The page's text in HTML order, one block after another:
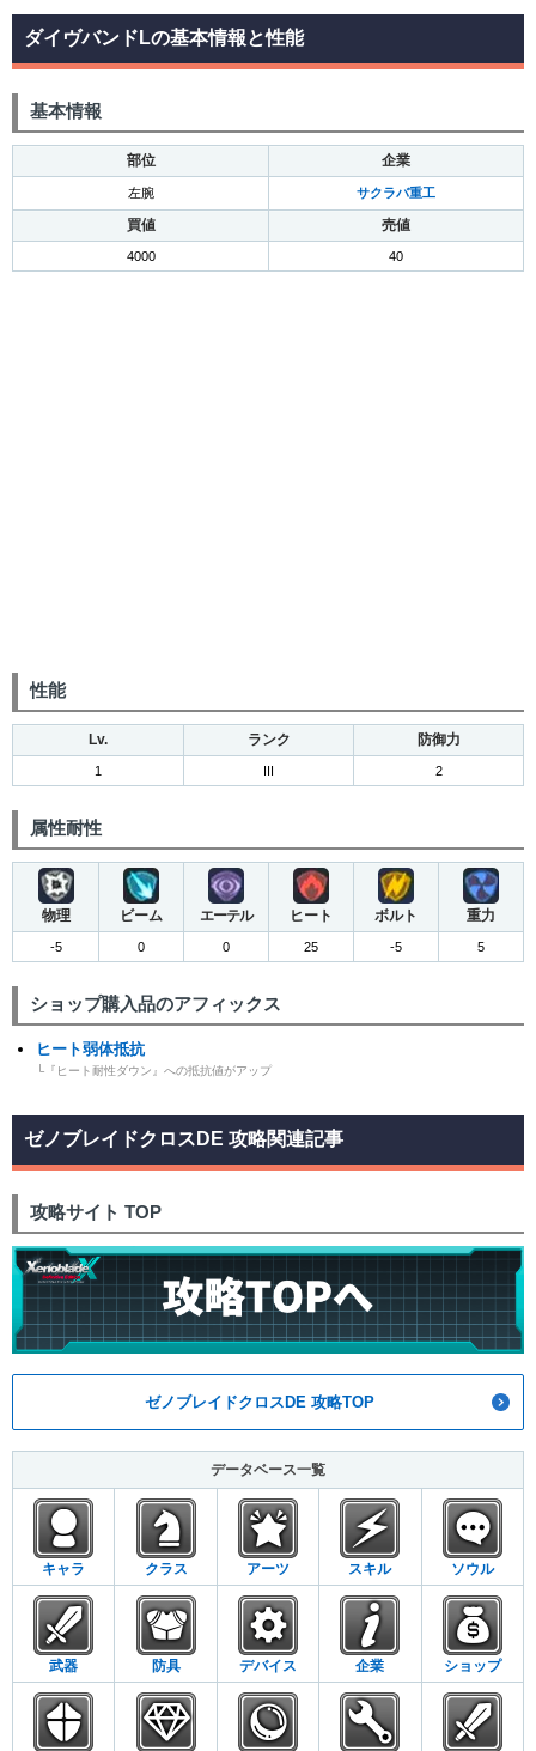
ダイヴバンドLの基本情報と性能
基本情報
部位 企業
左腕 サクラバ重工
買値 売値
4000 40
性能
Lv. ランク 防御力
1 2
属性耐性
物理 ビーム エーテル ヒート ボルト 重力
-5 0 0 25 -5 5
ショップ購入品のアフィックス
ヒート弱体抵抗
└『ヒート耐性ダウン』への抵抗値がアップ
ゼノブレイドクロスDE 攻略関連記事
攻略サイト TOP
ゼノブレイドクロスDE 攻略TOP
データベース一覧
キャラ クラス アーツ スキル ソウル
武器 防具 デバイス 企業 ショップ